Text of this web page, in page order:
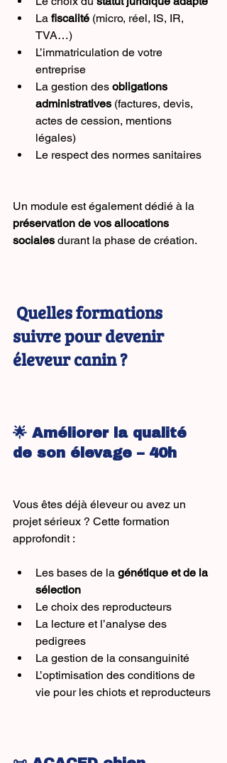
La fiscalité (micro, réel, IS, IR,
TVA…)
L’immatriculation de votre
entreprise
La gestion des obligations
administratives (factures, devis,
actes de cession, mentions
légales)
Le respect des normes sanitaires
Un module est également dédié à la
préservation de vos allocations
sociales durant la phase de création.
suivre pour devenir
éleveur canin ?
🌟 Améliorer la qualité
de son élevage – 40h
Vous êtes déjà éleveur ou avez un
projet sérieux ? Cette formation
approfondit :
Les bases de la génétique et de la
sélection
Le choix des reproducteurs
La lecture et l’analyse des
pedigrees
La gestion de la consanguinité
L’optimisation des conditions de
vie pour les chiots et reproducteurs